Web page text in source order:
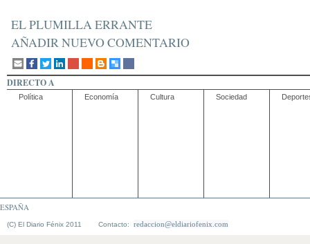
EL PLUMILLA ERRANTE
AÑADIR NUEVO COMENTARIO
DIRECTO A
Política Economía Cultura Sociedad
ESPAÑA
(C) El Diario Fénix 2011 Contacto: redaccion@eldiariofenix.com